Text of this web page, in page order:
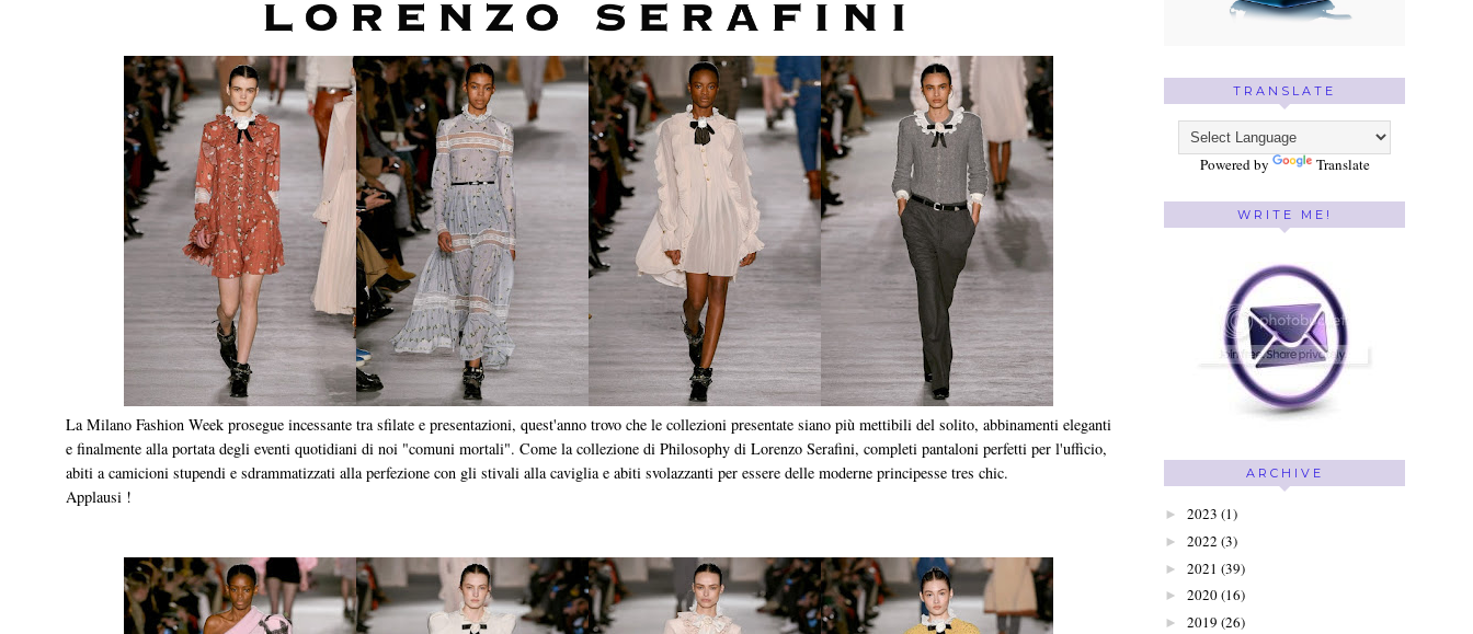
La Milano Fashion Week prosegue incessante tra sfilate e presentazioni, quest'anno trovo che le collezioni presentate siano più mettibili del solito, abbinamenti eleganti
e finalmente alla portata degli eventi quotidiani di noi "comuni mortali". Come la collezione di Philosophy di Lorenzo Serafini, completi pantaloni perfetti per l'ufficio,
abiti a camicioni stupendi e sdrammatizzati alla perfezione con gli stivali alla caviglia e abiti svolazzanti per essere delle moderne principesse tres chic.
Applausi !
TRANSLATE
Powered by Translate
WRITE ME!
ARCHIVE
► 2023 (1)
► 2022 (3)
► 2021 (39)
► 2020(16)
► 2019 (26)